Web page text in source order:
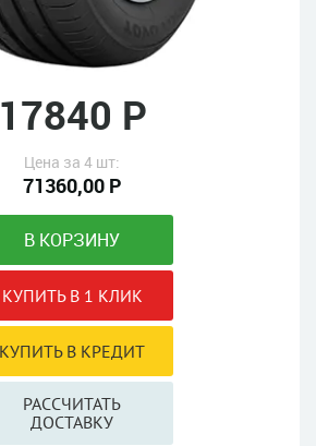
17840 Р
Цена за 4 шт:
71360,00 Р
РАССЧИТАТЬ
ДОСТАВКУ